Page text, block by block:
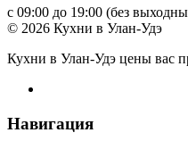
с 09:00 до 19:00 (без
© 2026 Кухни в Улан-Удэ
Кухни в Улан-Удэ цены вас
Навигация